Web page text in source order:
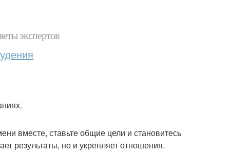
экспертов
вместе, ставьте общие цели и становитесь
результаты, но и укрепляет отношения.